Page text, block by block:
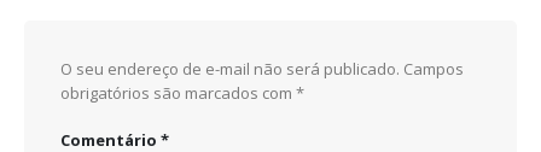
O seu endereço de e-mail não será publicado. Campos
obrigatórios são marcados com *
Comentário *